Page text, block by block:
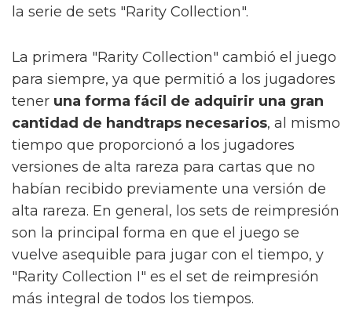
la serie de sets "Rarity Collection".
La primera "Rarity Collection" cambió el juego
para siempre, ya que permitió a los jugadores
tener una forma fácil de adquirir una gran
cantidad de handtraps necesarios, al mismo
tiempo que proporcionó a los jugadores
versiones de alta rareza para cartas que no
habían recibido previamente una versión de
alta rareza. En general, los sets de reimpresión
son la principal forma en que el juego se
vuelve asequible para jugar con el tiempo, y
"Rarity Collection I" es el set de reimpresión
más integral de todos los tiempos.